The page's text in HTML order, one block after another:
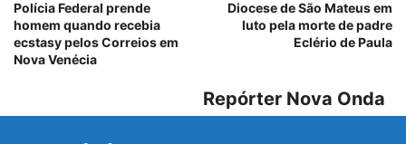
Polícia Federal prende
homem quando recebia
ecstasy pelos Correios em
Nova Venécia
Diocese de São Mateus em
luto pela morte de padre
Eclério de Paula
Repórter Nova Onda